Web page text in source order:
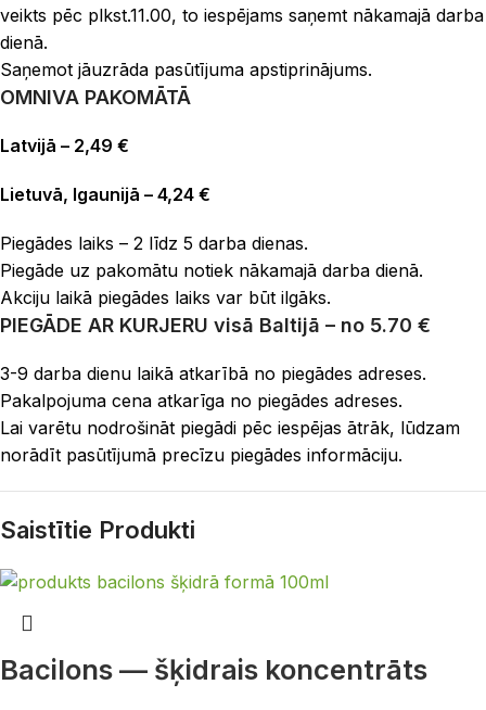
veikts pēc plkst.11.00, to iespējams saņemt nākamajā darba
dienā.
Saņemot jāuzrāda pasūtījuma apstiprinājums.
OMNIVA PAKOMĀTĀ
Latvijā – 2,49 €
Lietuvā, Igaunijā – 4,24 €
Piegādes laiks – 2 līdz 5 darba dienas.
Piegāde uz pakomātu notiek nākamajā darba dienā.
Akciju laikā piegādes laiks var būt ilgāks.
PIEGĀDE AR KURJERU visā Baltijā – no 5.70 €
3-9 darba dienu laikā atkarībā no piegādes adreses.
Pakalpojuma cena atkarīga no piegādes adreses.
Lai varētu nodrošināt piegādi pēc iespējas ātrāk, lūdzam
norādīt pasūtījumā precīzu piegādes informāciju.
Saistītie Produkti
Bacilons — šķidrais koncentrāts